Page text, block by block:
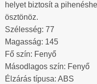
helyet biztosít a
ösztönöz.
Szélesség: 77
Magasság: 145
Fő szín: Fenyő
Másodlagos szín: Fenyő
Élzárás típusa: ABS